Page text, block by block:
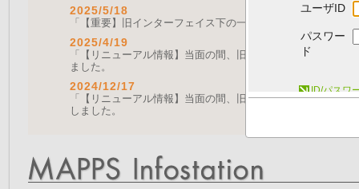
2025/5/18
「【重要】旧インターフェイス下の一部機能の停止につい
2025/4/19
「【リニューアル情報】当面の間、旧画面をご利用いただ
ました。
2024/12/17
「【リニューアル情報】当面の間、旧画面をご利用いただ
しました。
ユーザID
パスワー
ド
ID/パスワ